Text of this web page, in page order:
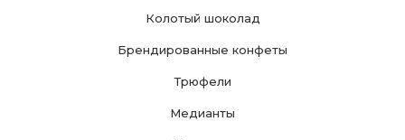
Колотый шоколад
Брендированные конфеты
Трюфели
Медианты